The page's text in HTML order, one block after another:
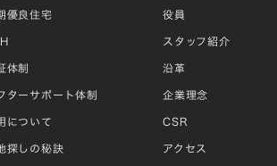
優良住宅
体制
ターサポート体制
について
探しの秘訣
役員
スタッフ紹介
沿革
企業理念
CSR
アクセス